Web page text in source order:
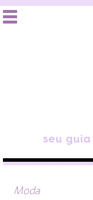
Moda